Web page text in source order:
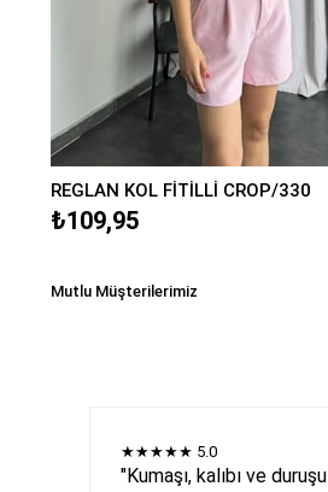
REGLAN KOL FİTİLLİ CROP/330
₺109,95
Mutlu Müşterilerimiz
★★★★★ 5.0
"Kumaşı, kalıbı ve duruşu